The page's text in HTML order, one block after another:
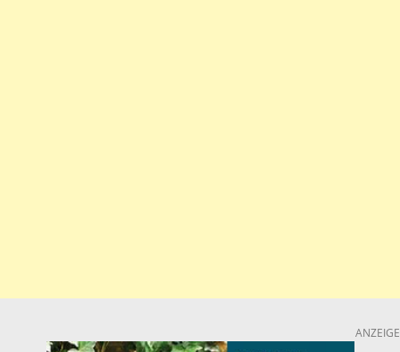
ANZEIGE